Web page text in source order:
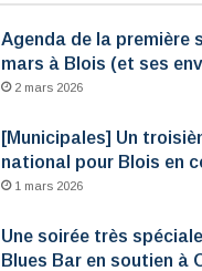
Agenda de la première
mars à Blois (et ses
2 mars 2026
[Municipales] Un
national pour Blois en
1 mars 2026
Une soirée très spéciale
Blues Bar en soutien à